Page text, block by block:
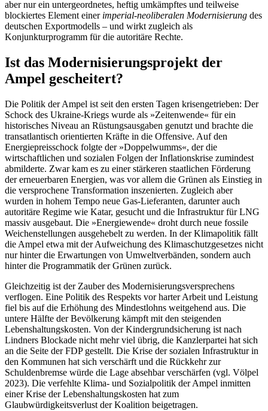
aber nur ein untergeordnetes, heftig umkämpftes und teilweise
blockiertes Element einer imperial-neoliberalen Modernisierung des
deutschen Exportmodells – und wirkt zugleich als
Konjunkturprogramm für die autoritäre Rechte.
Ist das Modernisierungsprojekt der
Ampel gescheitert?
Die Politik der Ampel ist seit den ersten Tagen krisengetrieben: Der
Schock des Ukraine-Kriegs wurde als »Zeitenwende« für ein
historisches Niveau an Rüstungsausgaben genutzt und brachte die
transatlantisch orientierten Kräfte in die Offensive. Auf den
Energiepreisschock folgte der »Doppelwumms«, der die
wirtschaftlichen und sozialen Folgen der Inflationskrise zumindest
abmilderte. Zwar kam es zu einer stärkeren staatlichen Förderung
der erneuerbaren Energien, was vor allem die Grünen als Einstieg in
die versprochene Transformation inszenierten. Zugleich aber
wurden in hohem Tempo neue Gas-Lieferanten, darunter auch
autoritäre Regime wie Katar, gesucht und die Infrastruktur für LNG
massiv ausgebaut. Die »Energiewende« droht durch neue fossile
Weichenstellungen ausgehebelt zu werden. In der Klimapolitik fällt
die Ampel etwa mit der Aufweichung des Klimaschutzgesetzes nicht
nur hinter die Erwartungen von Umweltverbänden, sondern auch
hinter die Programmatik der Grünen zurück.
Gleichzeitig ist der Zauber des Modernisierungsversprechens
verflogen. Eine Politik des Respekts vor harter Arbeit und Leistung
fiel bis auf die Erhöhung des Mindestlohns weitgehend aus. Die
untere Hälfte der Bevölkerung kämpft mit den steigenden
Lebenshaltungskosten. Von der Kindergrundsicherung ist nach
Lindners Blockade nicht mehr viel übrig, die Kanzlerpartei hat sich
an die Seite der FDP gestellt. Die Krise der sozialen Infrastruktur in
den Kommunen hat sich verschärft und die Rückkehr zur
Schuldenbremse würde die Lage absehbar verschärfen (vgl. Völpel
2023). Die verfehlte Klima- und Sozialpolitik der Ampel inmitten
einer Krise der Lebenshaltungskosten hat zum
Glaubwürdigkeitsverlust der Koalition beigetragen.